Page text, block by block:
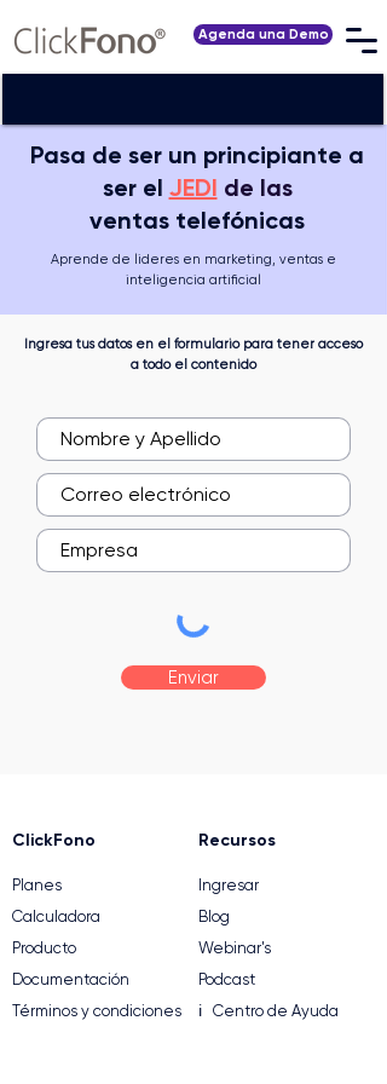
Agenda una Demo
Pasa de ser un principiante a
ser el JEDI de las
ventas telefónicas
Aprende de lideres en marketing, ventas e
inteligencia artificial
Ingresa tus datos en el formulario para tener acceso
a todo el contenido
Enviar
ClickFono
Planes
Calculadora
Producto
Documentación
Términos y condiciones
Recursos
Ingresar
Blog
Webinar's
Podcast
ℹ️ Centro de Ayuda